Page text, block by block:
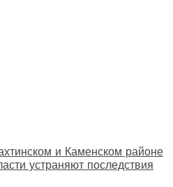
и Каменском районе
устраняют последствия